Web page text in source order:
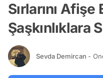
Sırlarını
Şaşkınlıklara
Sevda Demircan -